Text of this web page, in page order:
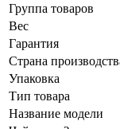
Группа товаров
Вес
Гарантия
Страна
Упаковка
Тип товара
Название модели